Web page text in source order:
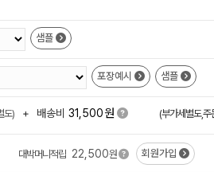
샘플
포장예시 샘플
도) + 배송비 31,500원 (부가세별도,주
대박머니적립 22,500원 회원가입